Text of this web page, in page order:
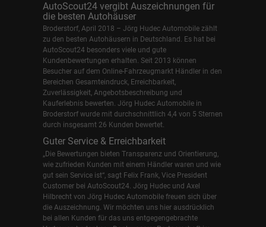
AutoScout24 vergibt Auszeichnungen für
die besten Autohäuser
Broderstorf, April 2018 – Jörg Hudec Automobile zählt
zu den besten Autohäusern in Deutschland. Es hat bei
AutoScout24 besonders viele und gute
Kundenbewertungen erhalten. Seit 2013 können
Besucher auf dem Online-Fahrzeugmarkt Händler in den
Bereichen Gesamteindruck, Erreichbarkeit,
Zuverlässigkeit, Angebotsbeschreibung und
Kauferlebnis bewerten. Jörg Hudec Automobile in
Broderstorf wurde mit durchschnittlich 4,4 von 5 Sternen
durch insgesamt 26 Kunden bewertet.
Guter Service & Erreichbarkeit
„Die Bewertungen bieten Transparenz und Orientierung,
wie zufrieden Kunden mit einem Händler waren und wie
gut sein Service ist“, sagt Felix Frank, Vice President
Customer bei AutoScout24. Jörg Hudec und Axel
Hilbrecht von Jörg Hudec Automobile freuen sich über
die Auszeichnung. Wir möchten uns hier ausdrücklich
bei allen Kunden für das uns entgegengebrachte